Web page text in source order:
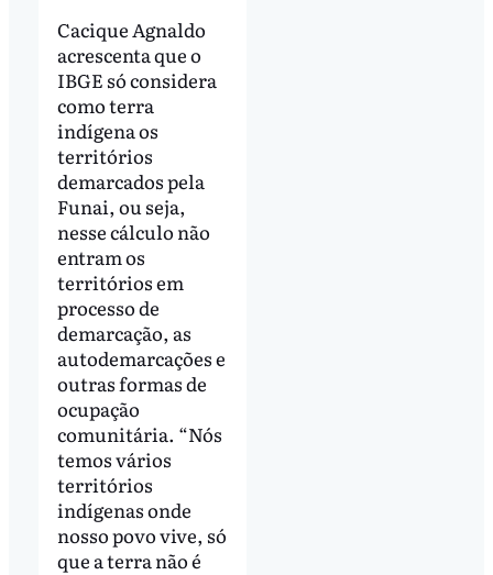
Cacique Agnaldo
acrescenta que o
IBGE só considera
como terra
indígena os
territórios
demarcados pela
Funai, ou seja,
nesse cálculo não
entram os
territórios em
processo de
demarcação, as
autodemarcações e
outras formas de
ocupação
comunitária. “Nós
temos vários
territórios
indígenas onde
nosso povo vive, só
que a terra não é